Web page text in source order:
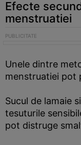
Efecte
menstruatiei
Unele dintre
menstruatiei pot
Sucul de lamaie
tesuturile
pot distruge